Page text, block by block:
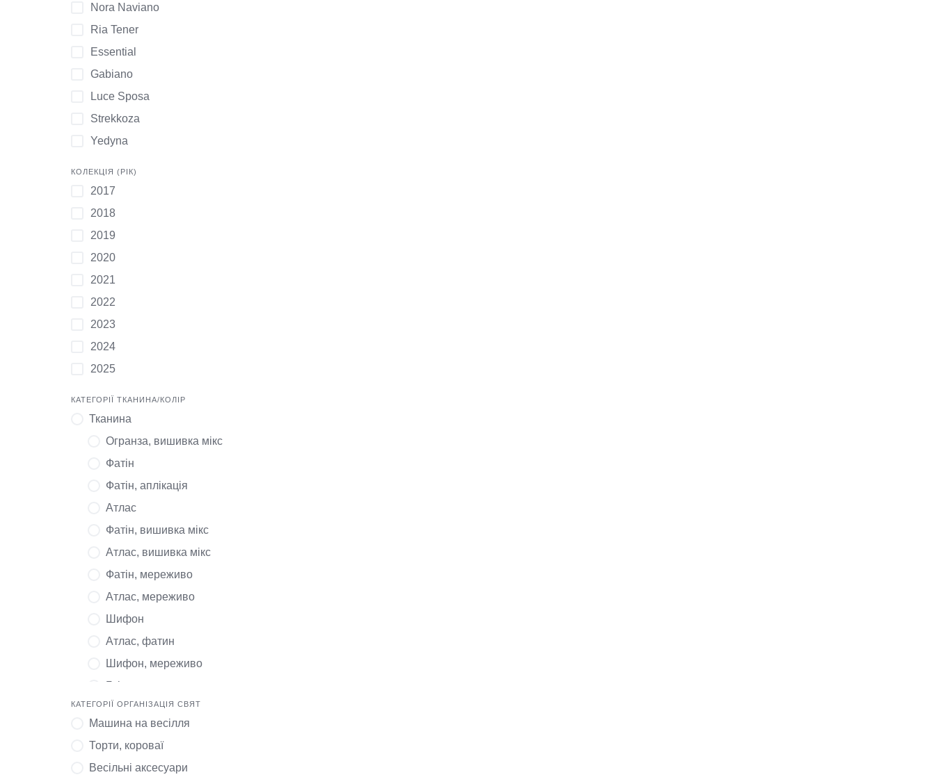
Nora Naviano
Ria Tener
Essential
Gabiano
Luce Sposa
Strekkoza
Yedyna
КОЛЕКЦІЯ (РІК)
2017
2018
2019
2020
2021
2022
2023
2024
2025
КАТЕГОРІЇ ТКАНИНА/КОЛІР
Тканина
Огранза, вишивка мікс
Фатін
Фатін, аплікація
Атлас
Фатін, вишивка мікс
Атлас, вишивка мікс
Фатін, мереживо
Атлас, мереживо
Шифон
Атлас, фатин
Шифон, мереживо
Глітер
Шовковий тюль
Мереживо
Шовковий тюль, мереживо
КАТЕГОРІЇ ОРГАНІЗАЦІЯ СВЯТ
Машина на весілля
Торти, короваї
Весільні аксесуари